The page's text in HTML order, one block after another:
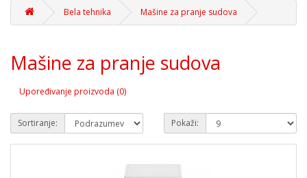
Bela tehnika Mašine za pranje sudova
Mašine za pranje sudova
Upoređivanje proizvoda (0)
Sortiranje: Pokaži: